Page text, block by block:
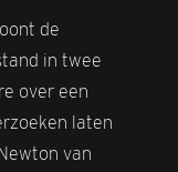
de
in twee
over een
laten
van